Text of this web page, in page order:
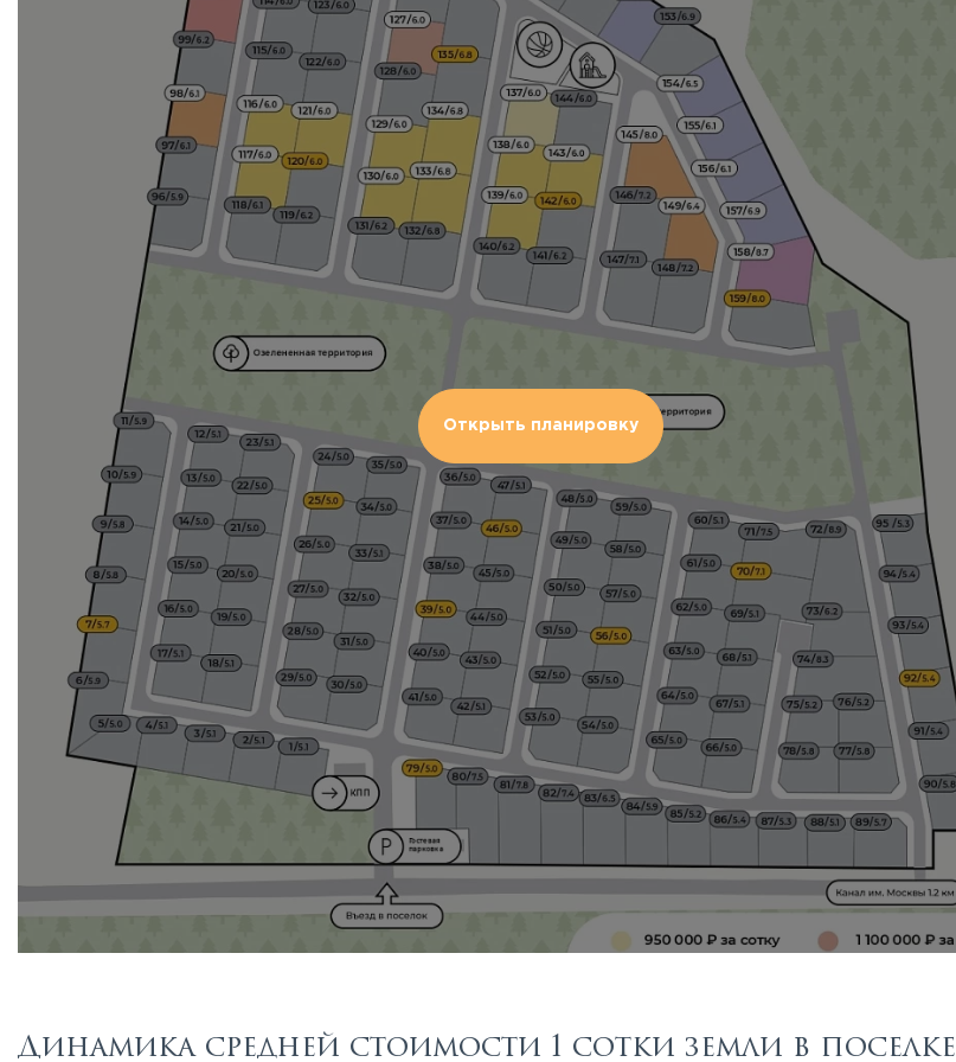
Открыть планировку
Динамика средней стоимости 1 сотки земли в поселке